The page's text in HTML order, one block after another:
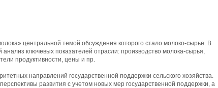
центральной темой обсуждения которого стало молоко-сырье. В
ключевых показателей отрасли: производство молока-сырья,
продуктивности, цены и пр.
направлений государственной поддержки сельского хозяйства.
развития с учетом новых мер государственной поддержки, а